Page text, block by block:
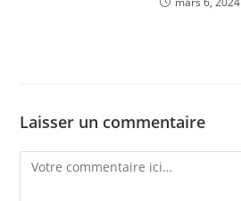
Laisser un commentaire
Comment